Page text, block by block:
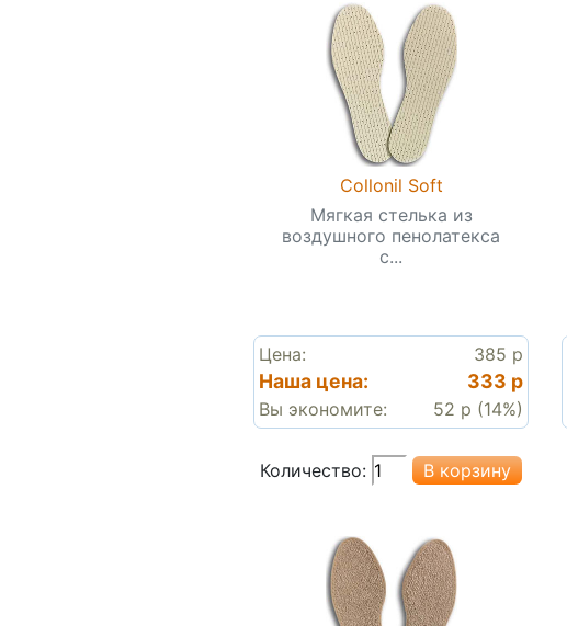
Collonil Soft
Мягкая стелька из
воздушного пенолатекса
с...
Цена: 385 р
Наша цена: 333 р
Вы экономите: 52 р (14%)
Количество: